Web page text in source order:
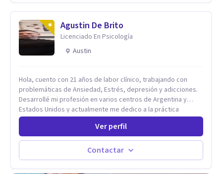
vínculo del Apego Seguro. Orientación sexual,
Acompañamiento Tanatológico. Cuidados paliativos en
enfermedades crónicas.
Agustin De Brito
Licenciado En Psicología
Austin
Hola, cuento con 21 años de labor clínico, trabajando con
problemáticas de Ansiedad, Estrés, depresión y adicciones.
Desarrollé mi profesión en varios centros de Argentina y
Estados Unidos y actualmente me dedico a la práctica
privada. Utilizo terapias cognitivas conductuales basadas en
evidencia científica con comprobados resultados. Los
objetivos terapéuticos están centrados en brindar
herramientas concretas para el cambio, que permitan
desarrollar nuevas habilidades y estrategias basadas en la
Ver perfil
Contactar